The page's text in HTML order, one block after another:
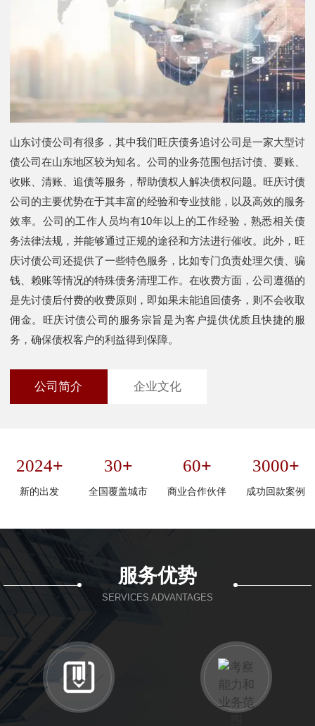
山东讨债公司有很多，其中我们旺庆债务追讨公司是一家大型讨
债公司在山东地区较为知名。公司的业务范围包括讨债、要账、
收账、清账、追债等服务，帮助债权人解决债权问题。旺庆讨债
公司的主要优势在于其丰富的经验和专业技能，以及高效的服务
效率。公司的工作人员均有10年以上的工作经验，熟悉相关债
务法律法规，并能够通过正规的途径和方法进行催收。此外，旺
庆讨债公司还提供了一些特色服务，比如专门负责处理欠债、骗
钱、赖账等情况的特殊债务清理工作。在收费方面，公司遵循的
是先讨债后付费的收费原则，即如果未能追回债务，则不会收取
佣金。旺庆讨债公司的服务宗旨是为客户提供优质且快捷的服
务，确保债权客户的利益得到保障。
公司简介 企业文化
2024+
新的出发
30+
全国覆盖城市
60+
商业合作伙伴
3000+
成功回款案例
服务优势
SERVICES ADVANTAGES